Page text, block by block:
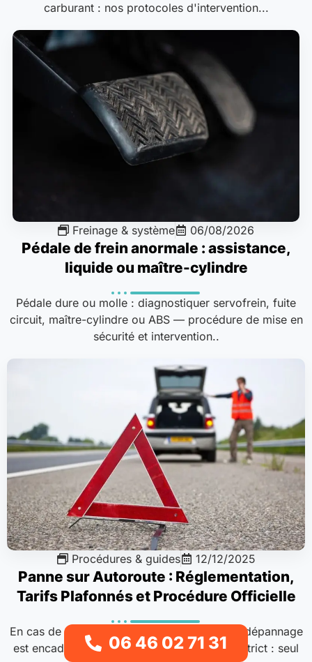
carburant : nos protocoles d'intervention...
Freinage & système 06/08/2026
Pédale de frein anormale : assistance,
liquide ou maître-cylindre
Pédale dure ou molle : diagnostiquer servofrein, fuite
circuit, maître-cylindre ou ABS — procédure de mise en
sécurité et intervention..
Procédures & guides 12/12/2025
Panne sur Autoroute : Réglementation,
Tarifs Plafonnés et Procédure Officielle
En cas de panne sur autoroute en France, le dépannage
est encadré par un dispositif réglementaire strict : seul
06 46 02 71 31